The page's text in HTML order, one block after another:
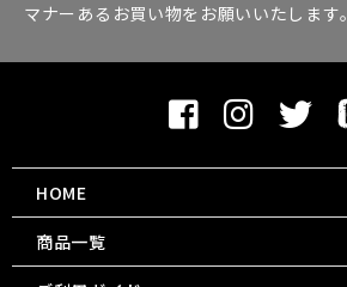
マナーあるお買い物をお願いいたします。
HOME
商品一覧